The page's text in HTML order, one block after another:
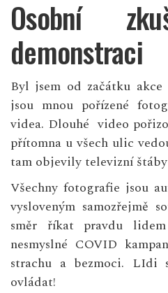
Osobní
demonstraci
Byl jsem od začátku
jsou mnou pořízené
videa. Dlouhé video
přítomna u všech ulic
tam objevily televizní
Všechny fotografie jsou
vysloveným samozřejmě
směr říkat pravdu
nesmyslné COVID
strachu a bezmoci.
ovládat!